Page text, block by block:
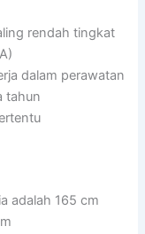
rendah tingkat
dalam perawatan
tahun
adalah 165 cm